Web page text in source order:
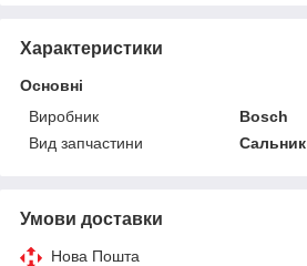
Характеристики
Основні
Виробник
Bosch
Вид запчастини
Сальник
Умови доставки
Нова Пошта